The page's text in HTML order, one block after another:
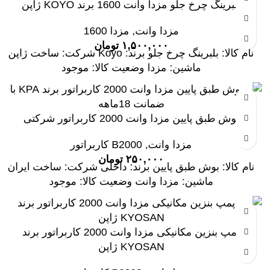
بلبرینگ چرخ جلو مزدا وانت 1600 برند KOYO ژاپن
مزدا وانت, مزدا 1600
۱,۵۰۰,۰۰۰ تومان
نام کالا: بلبرینگ چرخ جلو برند: Koyo شرکت: ساخت ژاپن
ماشین: مزدا وضعیت کالا: موجود
بوش طبق پایین مزدا وانت 2000 کاربراتور شرکتی
مزدا وانت, B2000 کاربراتور
۲۵۰,۰۰۰ تومان
نام کالا: بوش طبق پایین برند: داخلی شرکت: ساخت ایران
ماشین: مزدا وانت وضعیت کالا: موجود
پمپ بنزین مکانیکی مزدا وانت 2000 کاربراتور برند
KYOSAN ژاپن